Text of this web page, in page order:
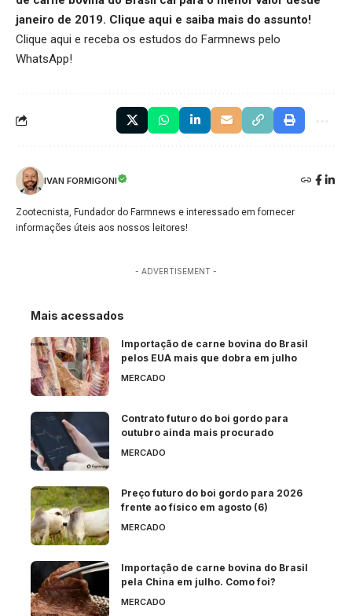
janeiro de 2019. Clique aqui e saiba mais do assunto!
Clique aqui e receba os estudos do Farmnews pelo
WhatsApp!
IVAN FORMIGONI
Zootecnista, Fundador do Farmnews e interessado em fornecer
informações úteis aos nossos leitores!
- ADVERTISEMENT -
Mais acessados
Importação de carne bovina do Brasil
pelos EUA mais que dobra em julho
MERCADO
Contrato futuro do boi gordo para
outubro ainda mais procurado
MERCADO
Preço futuro do boi gordo para 2026
frente ao físico em agosto (6)
MERCADO
Importação de carne bovina do Brasil
pela China em julho. Como foi?
MERCADO